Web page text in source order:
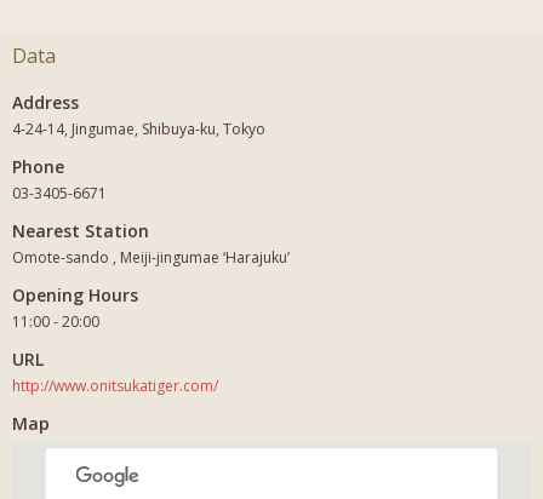
Data
Address
4-24-14, Jingumae, Shibuya-ku, Tokyo
Phone
03-3405-6671
Nearest Station
Omote-sando , Meiji-jingumae ‘Harajuku’
Opening Hours
11:00 - 20:00
URL
http://www.onitsukatiger.com/
Map